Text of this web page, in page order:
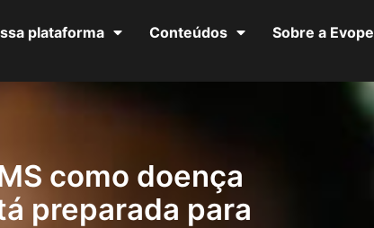
plataforma Conteúdos
Sobre a Evope
como doença
preparada para